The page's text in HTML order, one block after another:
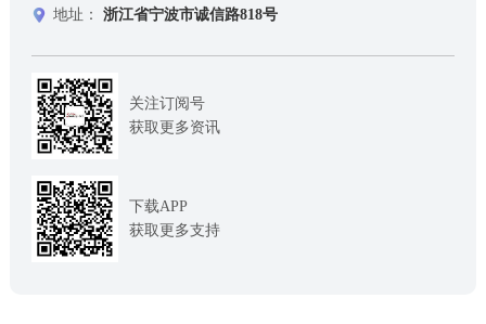
地址： 浙江省宁波市诚信路818号
关注订阅号
获取更多资讯
下载APP
获取更多支持